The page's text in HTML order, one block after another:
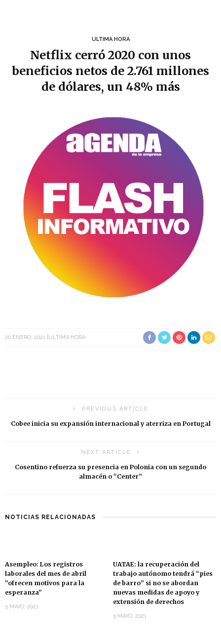
ULTIMA HORA
Netflix cerró 2020 con unos
beneficios netos de 2.761 millones
de dólares, un 48% más
20 ENERO, 2021 ULTIMA HORA
PREVIOUS ARTICLE
Cobee inicia su expansión internacional y aterriza en Portugal
NEXT ARTICLE
Cosentino refuerza su presencia en Polonia con un segundo
almacén o “Center”
NOTICIAS RELACIONADAS
Asempleo: Los registros
laborales del mes de abril
“ofrecen motivos para la
esperanza”
5 MAYO, 2021
UATAE: la recuperación del
trabajo autónomo tendrá “pies
de barro” si no se abordan
nuevas medidas de apoyo y
extensión de derechos
5 MAYO, 2021